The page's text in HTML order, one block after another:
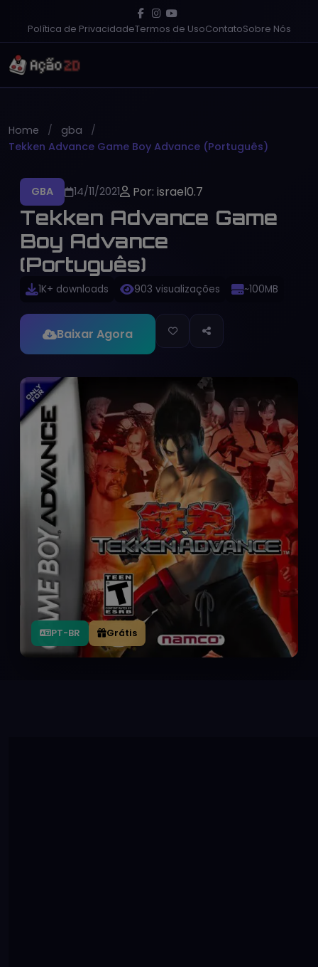
Política de PrivacidadeTermos de UsoContatoSobre Nós
Home
gba
Tekken Advance Game Boy Advance (Português)
GBA 14/11/2021 Por: israel0.7
Tekken Advance Game
Boy Advance
(Português)
1K+ downloads 903 visualizações ~100MB
Baixar Agora
PT-BR Grátis